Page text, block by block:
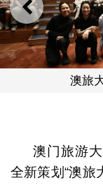
上一则
澳旅
澳门旅游
全新策划“澳旅